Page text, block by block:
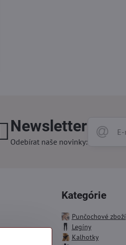
Newsletter
Odebírat naše novinky:
Kategórie
Punčochové zboží
Legíny
Kalhotky